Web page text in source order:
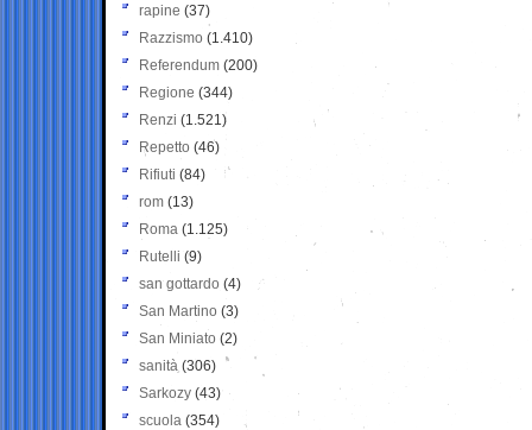
rapine (37)
Razzismo (1.410)
Referendum (200)
Regione (344)
Renzi (1.521)
Repetto (46)
Rifiuti (84)
rom (13)
Roma (1.125)
Rutelli (9)
san gottardo (4)
San Martino (3)
San Miniato (2)
sanità (306)
Sarkozy (43)
scuola (354)